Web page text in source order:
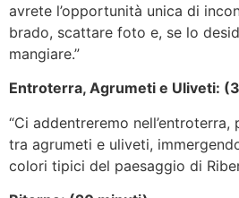
avrete l’opportunità unica di
brado, scattare foto e, se lo
mangiare.”
Entroterra, Agrumeti e Uliveti:
“Ci addentreremo
tra agrumeti e uliveti,
colori tipici del paesaggio di